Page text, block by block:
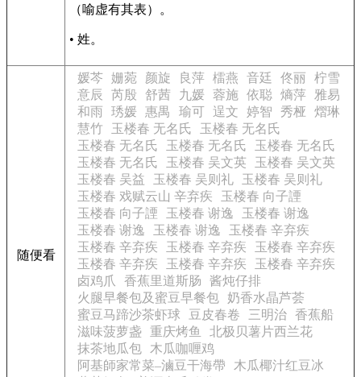
（喻虚有其表）。
• 姓。
随便看
媛芩 姗菀 颜旋 良萍 檑燕 音廷 佟丽
柠雪
意辰
芮殷 舒茜 九媛 蓉施 依聪 熵萍
雅易
和雨
琇媛 惠禺 瑜可 逞文 婷智 秀桠
熠琳
慧竹
玉楼春 无名氏
玉楼春 无名氏
玉楼春 无名氏
玉楼春 无名氏
玉楼春 无名氏
玉楼春 无名氏
玉楼春 吴文英
玉楼春 吴文英
玉楼春 吴益
玉楼春 吴则礼
玉楼春 吴则礼
玉楼春 戏赋云山 辛弃疾
玉楼春 向子諲
玉楼春 向子諲
玉楼春 谢逸
玉楼春 谢逸
玉楼春 谢逸
玉楼春 谢逸
玉楼春 辛弃疾
玉楼春 辛弃疾
玉楼春 辛弃疾
玉楼春 辛弃疾
玉楼春 辛弃疾
玉楼春 辛弃疾
玉楼春 辛弃疾
卤鸡爪
香蕉里道斯肠
酱炖仔排
火腿早餐包及蜜豆早餐包
奶香水晶芦荟
蜜豆马蹄沙茶虾球
豆皮春卷 三明治 香蕉船
滋味菠萝盏 重庆烤鱼
北极贝薯片西兰花
抹茶地瓜包
木瓜咖喱鸡
阿基師家常菜–滷豆干海帶
木瓜椰汁红豆冰